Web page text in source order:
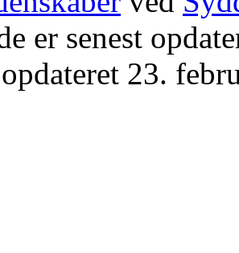
er senest
23.